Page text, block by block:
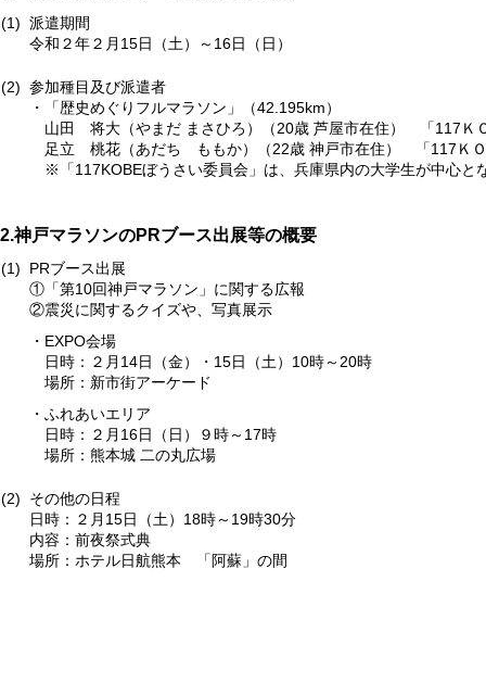
派遣期間
令和２年２月15日（土）～16日（日）
参加種目及び派遣者
「歴史めぐりフルマラソン」（42.195km）
山田 将大（やまだ まさひろ）（20歳 芦屋市在住） 「117Ｋ
足立 桃花（あだち ももか）（22歳 神戸市在住） 「117Ｋ
※「117KOBEぼうさい委員会」は、兵庫県内の大学生が中心
2.神戸マラソンのPRブース出展等の概要
PRブース出展
①「第10回神戸マラソン」に関する広報
②震災に関するクイズや、写真展示
EXPO会場
日時：２月14日（金）・15日（土）10時～20時
場所：新市街アーケード
ふれあいエリア
日時：２月16日（日）９時～17時
場所：熊本城 二の丸広場
その他の日程
日時：２月15日（土）18時～19時30分
内容：前夜祭式典
場所：ホテル日航熊本 「阿蘇」の間